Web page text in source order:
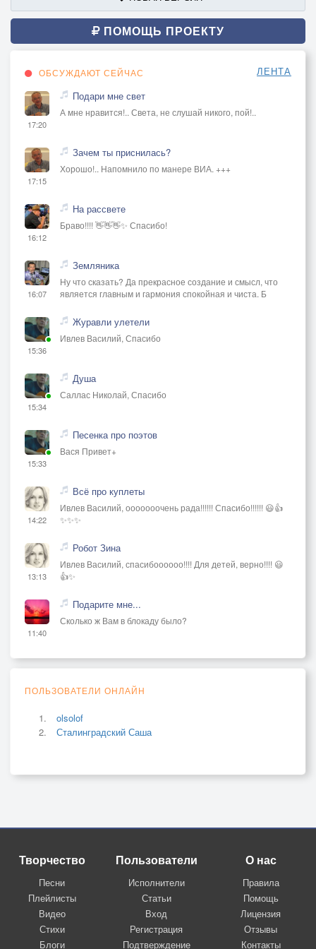
И ты разодета,
Первое сентября…
Свою первую книгу,
Смотришь на меня,
Показал тебе фигу,
Записи в тетрадь,
Мне с тобою мило,
Время не уйдёт,
Молодость вперёд,
Первый день осени,
Последний день лета,
Праздник у тебя…
Этот день для цветов,
Первое сентября…
Ты достаёшь,
Свою первую книгу,
Смотришь на меня,
Показал тебе фигу,
ПОМОЩЬ ПРОЕКТУ
ОБСУЖДАЮТ СЕЙЧАС ЛЕНТА
17:20
Подари мне свет
А мне нравится!.. Света, не слушай никого, пой!..
17:15
Зачем ты приснилась?
Хорошо!.. Напомнило по манере ВИА. +++
16:12
На рассвете
Браво!!!! 👋👋👋✨ Спасибо!
16:07
Земляника
Ну что сказать? Да прекрасное создание и смысл, что
является главным и гармония спокойная и чиста. Б
15:36
Журавли улетели
Ивлев Василий, Спасибо
15:34
Душа
Саллас Николай, Спасибо
15:33
Песенка про поэтов
Вася Привет+
14:22
Всё про куплеты
Ивлев Василий, ооооооочень рада!!!!!! Спасибо!!!!!! 😃👍
✨✨✨
13:13
Робот Зина
Ивлев Василий, спасибоооооо!!!! Для детей, верно!!!! 😃
👍✨
11:40
Подарите мне...
Сколько ж Вам в блокаду было?
ПОЛЬЗОВАТЕЛИ ОНЛАЙН
olsolof
Сталинградский Саша
Творчество
Песни
Плейлисты
Видео
Стихи
Блоги
Пользователи
Исполнители
Статьи
Вход
Регистрация
Подтверждение
О нас
Правила
Помощь
Лицензия
Отзывы
Контакты